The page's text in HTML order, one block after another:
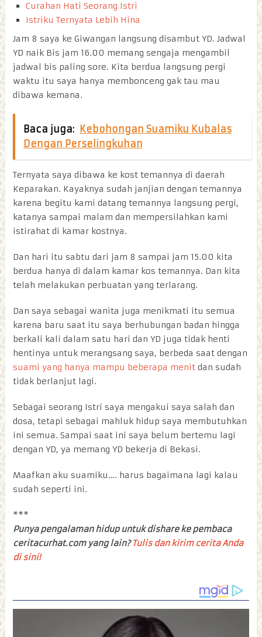
Curahan Hati Seorang Istri
Istriku Ternyata Lebih Hina
Jam 8 saya ke Giwangan langsung disambut YD. Jadwal
YD naik Bis jam 16.00 memang sengaja mengambil
jadwal bis paling sore. Kita berdua langsung pergi
waktu itu saya hanya membonceng gak tau mau
dibawa kemana.
Baca juga: Kebohongan Suamiku Kubalas
Dengan Perselingkuhan
Ternyata saya dibawa ke kost temannya di daerah
Keparakan. Kayaknya sudah janjian dengan temannya
karena begitu kami datang temannya langsung pergi,
katanya sampai malam dan mempersilahkan kami
istirahat di kamar kostnya.
Dan hari itu sabtu dari jam 8 sampai jam 15.00 kita
berdua hanya di dalam kamar kos temannya. Dan kita
telah melakukan perbuatan yang terlarang.
Dan saya sebagai wanita juga menikmati itu semua
karena baru saat itu saya berhubungan badan hingga
berkali kali dalam satu hari dan YD juga tidak henti
hentinya untuk merangsang saya, berbeda saat dengan
suami yang hanya mampu beberapa menitdan sudah
tidak berlanjut lagi.
Sebagai seorang Istri saya mengakui saya salah dan
dosa, tetapi sebagai mahluk hidup saya membutuhkan
ini semua. Sampai saat ini saya belum bertemu lagi
dengan YD, ya memang YD bekerja di Bekasi.
Maafkan aku suamiku…. harus bagaimana lagi kalau
sudah seperti ini.
***
Punya pengalaman hidup untuk dishare ke pembaca
ceritacurhat.com yang lain?Tulis dan kirim cerita Anda
di sini!